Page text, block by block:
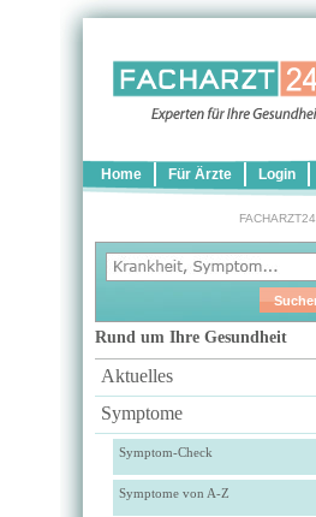
Home Für Ärzte Login
FACHARZT24
Rund um Ihre Gesundheit
Aktuelles
Symptome
Symptom-Check
Symptome von A-Z